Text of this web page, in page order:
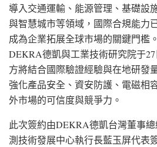
導入交通運輸、能源管理、基礎設
與智慧城市等領域，國際合規能力
成為企業拓展全球市場的關鍵門檻。
DEKRA德凱與工業技術研究院于27
方將結合國際驗證經驗與在地研發
強化產品安全、資安防護、電磁相
外市場的可信度與競爭力。
此次簽約由DEKRA德凱台灣董事
測技術發展中心執行長藍玉屏代表